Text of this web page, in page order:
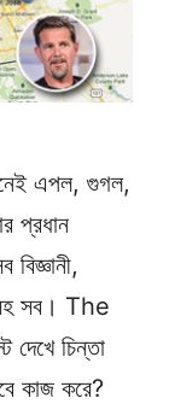
এপল, গুগল,
প্রধান
সহ সব। The
চিন্তা
কাজ করে?